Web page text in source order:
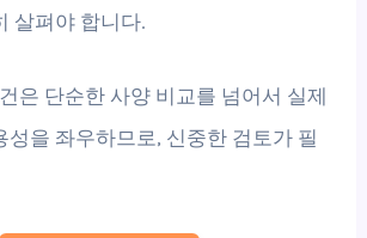
살펴야 합니다.
은 단순한 사양 비교를 넘어서 실제
성을 좌우하므로, 신중한 검토가 필